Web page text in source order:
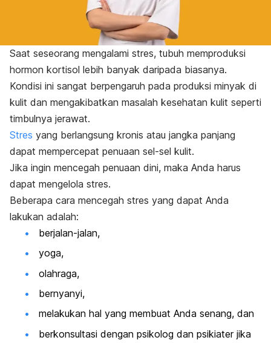
Saat seseorang mengalami stres, tubuh memproduksi
hormon kortisol lebih banyak daripada biasanya.
Kondisi ini sangat berpengaruh pada produksi minyak di
kulit dan mengakibatkan masalah kesehatan kulit seperti
timbulnya jerawat.
Stres yang berlangsung kronis atau jangka panjang
dapat mempercepat penuaan sel-sel kulit.
Jika ingin mencegah penuaan dini, maka Anda harus
dapat mengelola stres.
Beberapa cara mencegah stres yang dapat Anda
lakukan adalah:
berjalan-jalan,
yoga,
olahraga,
bernyanyi,
melakukan hal yang membuat Anda senang, dan
berkonsultasi dengan psikolog dan psikiaterjika